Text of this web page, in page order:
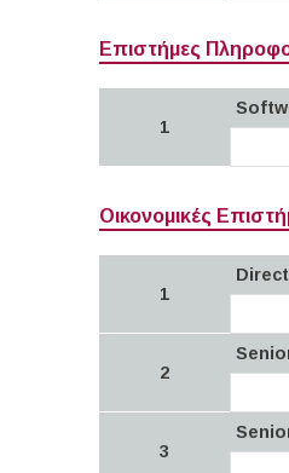
Επιστήμες
1
Οικονομικές
1
2
3